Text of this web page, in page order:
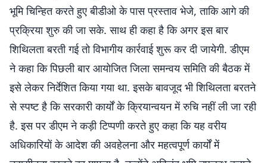
भूमि चिन्हित करते हुए बीडीओ के पास प्रस्ताव भेजे, ताकि आगे की
प्रक्रिया शुरु की जा सके. साथ ही कहा है कि अगर इस बार
शिथिलता बरती गई तो विभागीय कार्रवाई शुरू कर दी जायेगी. डीएम
ने कहा कि पिछली बार आयोजित जिला समन्वय समिति की बैठक में
इसे लेकर निर्देशित किया गया था. इसके बावजूद भी शिथिलता बरतने
से स्पष्ट है कि सरकारी कार्यों के क्रियान्वयन में रुचि नहीं ली जा रही
है. इस पर डीएम ने कड़ी टिप्पणी करते हुए कहा कि यह वरीय
अधिकारियों के आदेश की अवहेलना और महत्वपूर्ण कार्यों में